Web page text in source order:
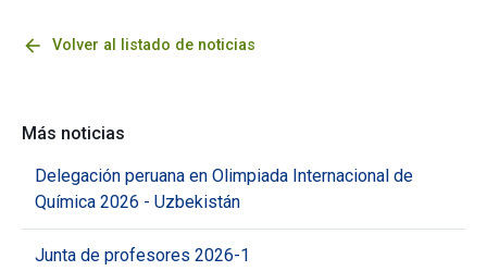
arrow_back Volver al listado de noticias
Más noticias
Delegación peruana en Olimpiada Internacional de
Química 2026 - Uzbekistán
Junta de profesores 2026-1